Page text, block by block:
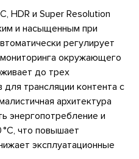
HDR и Super Resolution
и насыщенным при
регулирует
окружающего
до трех
трансляции контента с
архитектура
энергопотребление и
что повышает
эксплуатационные